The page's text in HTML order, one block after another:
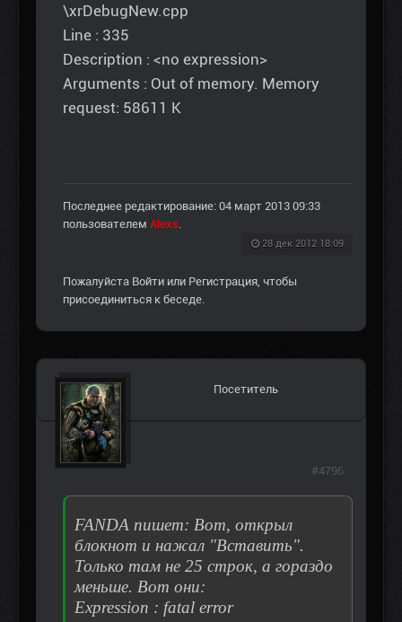
\xrDebugNew.cpp
Line : 335
Description : <no expression>
Arguments : Out of memory. Memory
request: 58611 K
Последнее редактирование: 04 март 2013 09:33
пользователем Alexs
28 дек 2012 18:09
Пожалуйста Войти или Регистрация , чтобы
присоединиться к беседе.
Посетитель
FANDA пишет: Вот, открыл
блокнот и нажал "Вставить".
Только там не 25 строк, а гораздо
меньше. Вот они:
Expression : fatal error
#4796